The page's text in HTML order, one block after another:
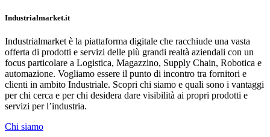
Industrialmarket.it
Industrialmarket è la piattaforma digitale che racchiude una vasta
offerta di prodotti e servizi delle più grandi realtà aziendali con un
focus particolare a Logistica, Magazzino, Supply Chain, Robotica e
automazione. Vogliamo essere il punto di incontro tra fornitori e
clienti in ambito Industriale. Scopri chi siamo e quali sono i vantaggi
per chi cerca e per chi desidera dare visibilità ai propri prodotti e
servizi per l’industria.
Chi siamo